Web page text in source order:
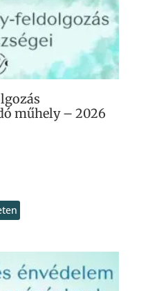
műhely – 2026